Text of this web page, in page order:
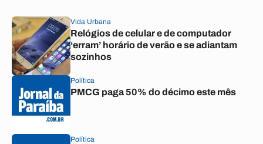
Vida Urbana
Relógios de celular e de computador
‘erram’ horário de verão e se adiantam
sozinhos
Política
PMCG paga 50% do décimo este mês
Política